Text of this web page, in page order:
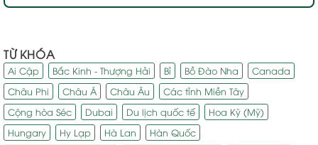
TỪ KHÓA
Ai Cập Bắc Kinh - Thượng Hải Bỉ Bồ Đào Nha
Canada
Châu Phi
Châu Á Châu Âu
Các tỉnh Miền Tây
Cộng hòa Séc
Dubai Du lịch quốc tế
Hoa Kỳ (Mỹ)
Hungary
Hy Lạp Hà Lan
Hàn Quốc